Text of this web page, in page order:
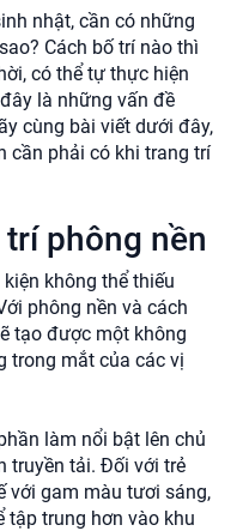
nhật, cần có những
Cách bố trí nào thì
có thể tự thực hiện
là những vấn đề
cùng bài viết dưới đây,
cần phải có khi trang trí
phông nền
không thể thiếu
phông nền và cách
tạo được một không
trong mắt của các vị
làm nổi bật lên chủ
truyền tải. Đối với trẻ
với gam màu tươi sáng,
tập trung hơn vào khu